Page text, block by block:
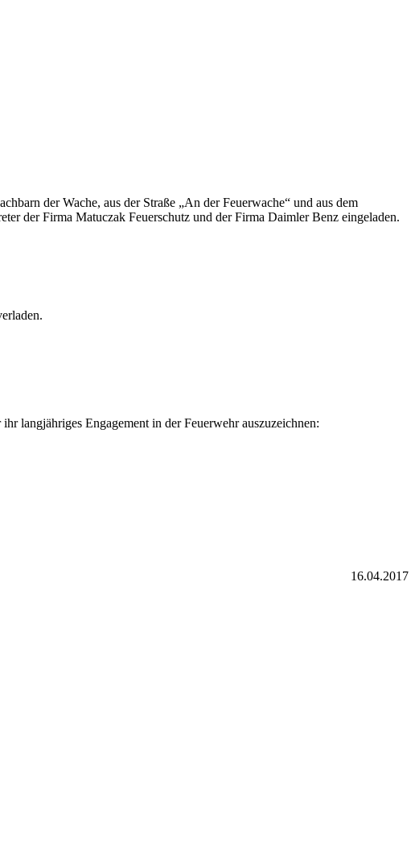
der Wache, aus der Straße „An der Feuerwache“ und aus dem
der Firma Matuczak Feuerschutz und der Firma Daimler Benz eingeladen.
langjähriges Engagement in der Feuerwehr auszuzeichnen:
16.04.2017